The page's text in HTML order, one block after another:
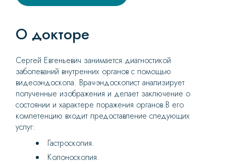
О докторе
Сергей Евгеньевич занимается диагностикой
заболеваний внутренних органов с помощью
видеоэндоскопа. Врач-эндоскопист анализирует
полученные изображения и делает заключение о
состоянии и характере поражения органов.В его
компетенцию входит предоставление следующих
услуг:
Гастроскопия.
Колоноскопия.